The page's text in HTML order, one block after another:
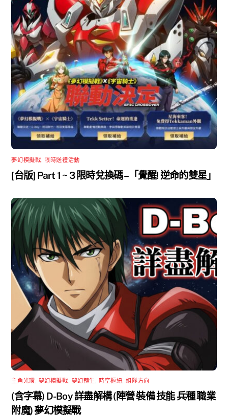
夢幻模擬戰 限時送禮活動
[台版] Part 1 ~ 3 限時兌換碼 –「覺醒! 逆命的雙星」
主角光環 夢幻模擬戰 夢幻轉生 時空樞紐 ,組隊方向
(含字幕) D-Boy 詳盡解構 (陣營 裝備 技能 兵種 職業
附魔) 夢幻模擬戰